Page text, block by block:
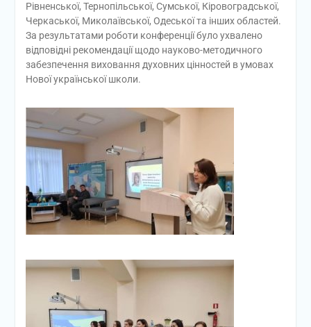
Рівненської, Тернопільської, Сумської, Кіровоградської,
Черкаської, Миколаївської, Одеської та інших областей.
За результатами роботи конференції було ухвалено
відповідні рекомендації щодо науково-методичного
забезпечення виховання духовних цінностей в умовах
Нової української школи.